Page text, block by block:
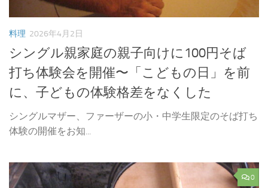
料理 2026年4月2日
シングル親家庭の親子向けに100円そば
打ち体験会を開催〜「こどもの日」を前
に、子どもの体験格差をなくした
シングルマザー、ファーザーの小・中学生限定のそば打ち
体験の開催をお知...
0